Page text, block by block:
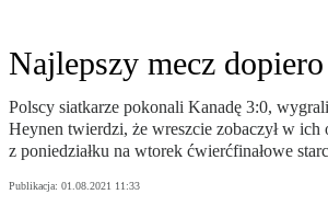
Najlepszy mecz
Polscy siatkarze pokonali Kanadę 3:0,
Heynen twierdzi, że wreszcie zobaczył w ich
z poniedziałku na wtorek ćwierćfinałowe
Publikacja: 01.08.2021 11:33